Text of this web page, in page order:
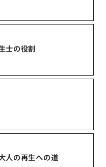
士の役割
人の再生への道